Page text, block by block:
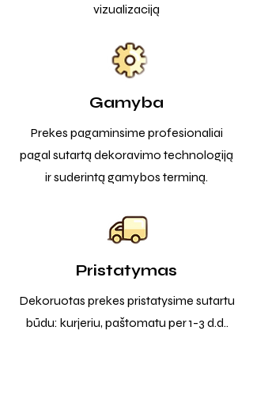
vizualizaciją
Gamyba
Prekes pagaminsime profesionaliai
pagal sutartą dekoravimo technologiją
ir suderintą gamybos terminą.
Pristatymas
Dekoruotas prekes pristatysime sutartu
būdu: kurjeriu, paštomatu per 1-3 d.d..